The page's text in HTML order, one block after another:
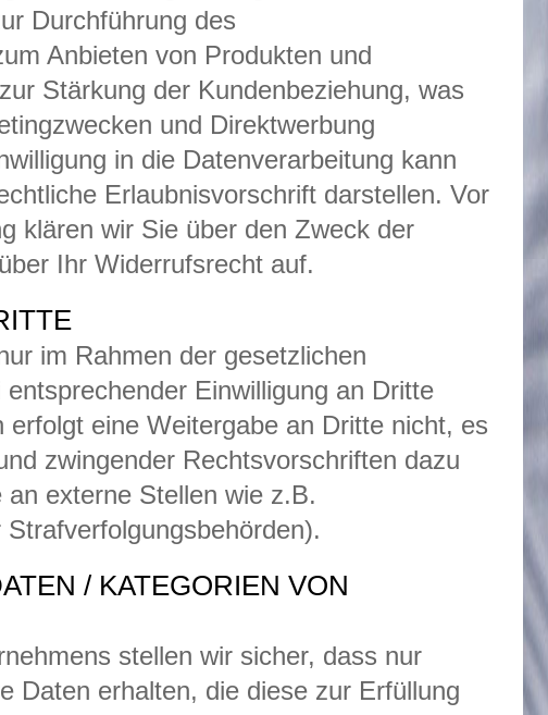
Durchführung des
Anbieten von Produkten und
Stärkung der Kundenbeziehung, was
und Direktwerbung
in die Datenverarbeitung kann
Erlaubnisvorschrift darstellen. Vor
klären wir Sie über den Zweck der
Ihr Widerrufsrecht auf.
im Rahmen der gesetzlichen
Einwilligung an Dritte
erfolgt eine Weitergabe an Dritte nicht, es
zwingender Rechtsvorschriften dazu
externe Stellen wie z.B.
/ KATEGORIEN VON
stellen wir sicher, dass nur
Daten erhalten, die diese zur Erfüllung